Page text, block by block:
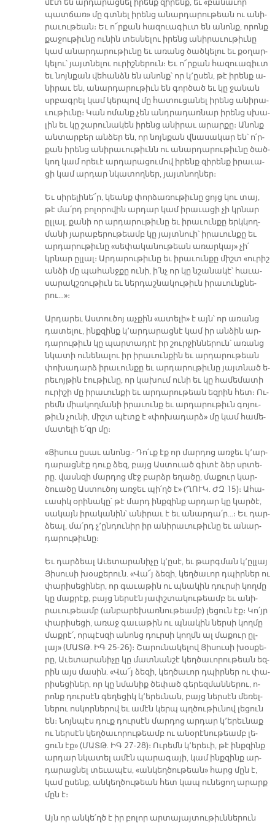
մէտ են ար­դա­րաց­նել ի­րենք զի­րենք, եւ «բա­նա­ւոր
պատ­ճառ» մը գտնել ի­րենց ա­նար­դա­րու­թեան ու ա­նի­
րա­ւու­թեան։ Եւ ո՜ր­քան հա­զուա­գիւտ են ա­նոնք, ո­րոնք
քա­ջու­թիւ­նը ու­նին տես­նե­լու ի­րենց ա­նի­րա­ւու­թիւ­նը
կամ ա­նար­դա­րու­թիւ­նը եւ ա­ռանց ծած­կե­լու եւ քօ­ղար­
կե­լու՝ յայտ­նե­լու ու­րիշ­նե­րուն։ Եւ ո՜ր­քան հա­զուա­գիւտ
եւ նոյն­քան վե­հանձն են ա­նոնք՝ որ կ՚ը­սեն, թէ իրենք ա­
նի­րաւ են, ա­նար­դա­րու­թիւն են գոր­ծած եւ կը ջա­նան
սրբագ­րել կամ կեր­պով մը հա­տու­ցա­նել ի­րենց ա­նի­րա­
ւու­թիւ­նը։ Կան ո­մանք չեն անդ­րա­դառ­նար ի­րենց սխա­
լին եւ կը շա­րու­նա­կեն ի­րենց ա­նի­րաւ ա­րար­քը։ Ա­նոնք
ան­տար­բեր ան­ձեր են, որ նոյն­քան վնա­սա­կար են՝ ո՛ր­
քան ի­րենց ա­նի­րա­ւու­թիւնն ու ա­նար­դա­րու­թիւ­նը ծած­
կող կամ ո­րե­ւէ ար­դա­րա­ցու­մով ի­րենք զի­րենք ի­րա­ւա­
ցի կամ ար­դար նկա­տող­ներ, յայտ­նող­ներ։
Եւ սի­րե­լի­նե՜ր, կեանք փոր­ձա­ռու­թիւ­նը ցոյց կու տայ,
թէ մա՛րդ բո­լո­րո­վին ար­դար կամ ի­րա­ւա­ցի չի կրնար
ըլ­լալ, քա­նի որ ար­դա­րու­թիւ­նը եւ ի­րա­ւուն­քը երկ­կող­
մա­նի յա­րա­բե­րու­թեամբ կը յայտ­նուի՝ ի­րա­ւուն­քը եւ
ար­դա­րու­թիւ­նը «սե­փա­կա­նու­թեան ա­ռար­կայ» չի՛
կրնար ըլ­լալ։ Ար­դա­րու­թիւ­նը եւ ի­րա­ւուն­քը միշտ «ու­րիշ
ան­ձի մը պա­հանջ­քը ու­նի, ի՛նչ որ կը նշա­նա­կէ՝ հա­ւա­
սա­րակշ­ռու­թիւն եւ ներ­դաշ­նա­կու­թիւն ի­րա­ւունք­նե­
րու…»։­
Ար­դա­րեւ Աս­տու­ծոյ աչ­քին «ա­տե­լի» է այն՝ որ ա­ռանց
դա­տե­լու, ինք­զինք կ՚ար­դա­րաց­նէ կամ իր ան­ձին ար­
դա­րու­թիւն կը պար­տադ­րէ իր շուր­ջին­նե­րուն՝ ա­ռանց
նկա­տի ու­նե­նա­լու իր ի­րա­ւուն­քին եւ ար­դա­րու­թեան
փո­խա­դարձ ի­րա­ւուն­քը եւ ար­դա­րու­թիւ­նը յայտ­նած ե­
րեւ­ոյ­թին էու­թիւ­նը, որ կա­խում ու­նի եւ կը հա­մե­մա­տի
ու­րի­շի մը ի­րա­ւուն­քի եւ ար­դա­րու­թեան եզ­րին հետ։ Ու­
րեմն միա­կող­մա­նի ի­րա­ւունք եւ ար­դա­րու­թիւն գո­յու­
թիւն չու­նի, միշտ պէտք է «փո­խա­դարձ» մը կամ հա­մե­
մա­տե­լի ե՛զր մը։
«Յի­սուս ը­սաւ ա­նոնց.- Դո՛ւք էք որ մար­դոց առ­ջեւ կ՚ար­
դա­րաց­նէք դուք ձեզ, բայց Աս­տուած գի­տէ ձեր սրտե­
րը. վասն­զի մար­դոց մէջ բարձր ե­ղա­ծը, մա­քուր կար­
ծուա­ծը Աս­տու­ծոյ առ­ջեւ պի՛ղծ է» (ՂՈՒԿ. ԺԶ 15)։ Ա­հա­
ւա­սիկ օ­րի­նա­կը՝ թէ մարդ ինք­զինք ար­դար կը կար­ծէ,
սա­կայն ի­րա­կա­նին՝ ա­նի­րաւ է եւ ա­նար­դա՛ր…­։ Եւ դար­
ձեալ, մա՛րդ չ՚ըն­դու­նիր իր ա­նի­րա­ւու­թիւ­նը եւ ա­նար­
դա­րու­թիւ­նը։
Եւ դար­ձեալ Ա­ւե­տա­րա­նի­չը կ՚ը­սէ, եւ թարգ­ման կ՚ըլ­լայ
Յի­սու­սի խօս­քե­րուն. «Վա՜յ ձե­զի, կեղ­ծա­ւոր դպիր­ներ ու
փա­րի­սե­ցի­ներ, որ գա­ւա­թին ու պնա­կին դուր­սի կող­մը
կը մաք­րէք, բայց ներ­սէն յափշ­տա­կու­թեամբ եւ ա­նի­
րա­ւու­թեամբ (ան­բա­րե­խառ­նու­թեամբ) լե­ցուն էք։ Կո՛յր
փա­րի­սե­ցի, ա­ռաջ գա­ւա­թին ու պնա­կին ներ­սի կող­մը
մաք­րէ՛, որ­պէս­զի ա­նոնց դուր­սի կողմն ալ մա­քուր ըլ­
լայ» (ՄԱՏԹ. ԻԳ 25-26)։ Շա­րու­նա­կե­լով Յի­սու­սի խօս­քե­
րը, Ա­ւե­տա­րա­նի­չը կը մատ­նան­շէ կեղ­ծա­ւո­րու­թեան եզ­
րին այս մա­սին. «Վա՜յ ձե­զի, կեղ­ծա­ւոր դպիր­ներ ու փա­
րի­սե­ցի­ներ, որ կը նմա­նիք ծե­փած գե­րեզ­ման­նե­րու, ո­
րոնք դուր­սէն գե­ղե­ցիկ կ՚ե­րեւ­նան, բայց ներ­սէն մե­ռել­
նե­րու ոս­կոր­նե­րով եւ ա­մէն կերպ պղծու­թիւ­նով լե­ցուն
են։ Նոյն­պէս դուք դուր­սէն մար­դոց ար­դար կ՚ե­րեւ­նաք
ու նե­րսէն կեղ­ծա­ւո­րու­թեամբ ու ա­նօ­րէ­նու­թեամբ լե­
ցուն էք» (ՄԱՏԹ. ԻԳ 27-28)։ Ու­րեմն կ՚ե­րե­ւի, թէ ինք­զինք
ար­դար նկա­տել ա­մէն պա­րա­գա­յի, կամ ինք­զինք ար­
դա­րաց­նել տե­ւա­պէս, «ան­կեղ­ծու­թեան» հարց մըն է,
կամ ը­սենք, ան­կեղ­ծու­թեան հետ կապ ու­նե­ցող ա­րարք
մըն է։
Այն որ ան­կե՛ղծ է իր բո­լոր ար­տա­յայ­տու­թիւն­նե­րուն